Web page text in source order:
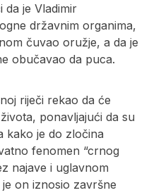
da je Vladimir
državnim organima,
čuvao oružje, a da je
obučavao da puca.
riječi rekao da će
ponavljajući da su
kako je do zločina
fenomen “crnog
najave i uglavnom
on iznosio završne